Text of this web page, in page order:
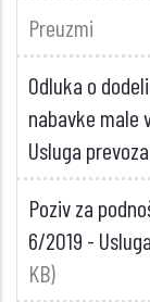
Preuzmi
Odluka o
nabavke male
Usluga
Poziv za
6/2019 -
KB)